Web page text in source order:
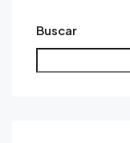
Buscar